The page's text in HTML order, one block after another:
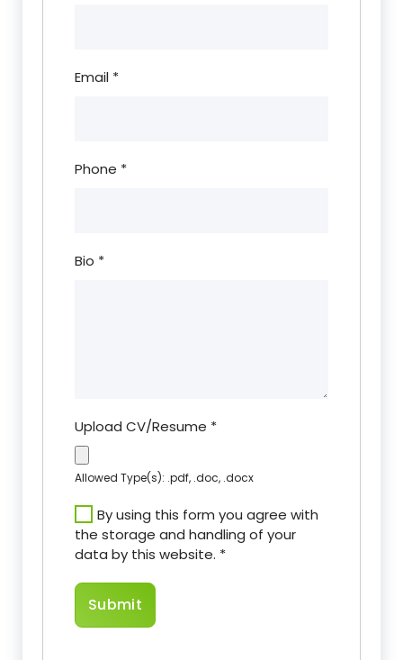
Email *
Phone *
Bio *
Upload CV/Resume *
Allowed Type(s): .pdf, .doc, .docx
By using this form you agree with
the storage and handling of your
data by this website. *